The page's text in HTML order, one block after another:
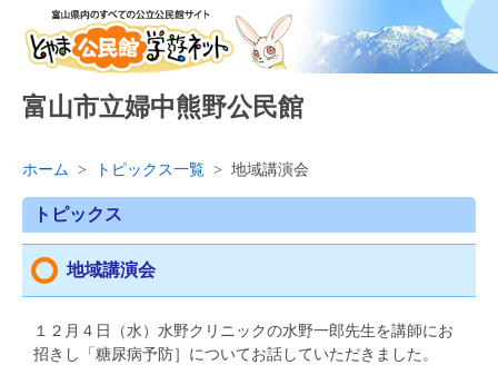
富山市立婦中熊野公民館
ホーム > トピックス一覧 > 地域講演会
トピックス
地域講演会
１２月４日（水）水野クリニックの水野一郎先生を講師にお
招きし「糖尿病予防］についてお話していただきました。